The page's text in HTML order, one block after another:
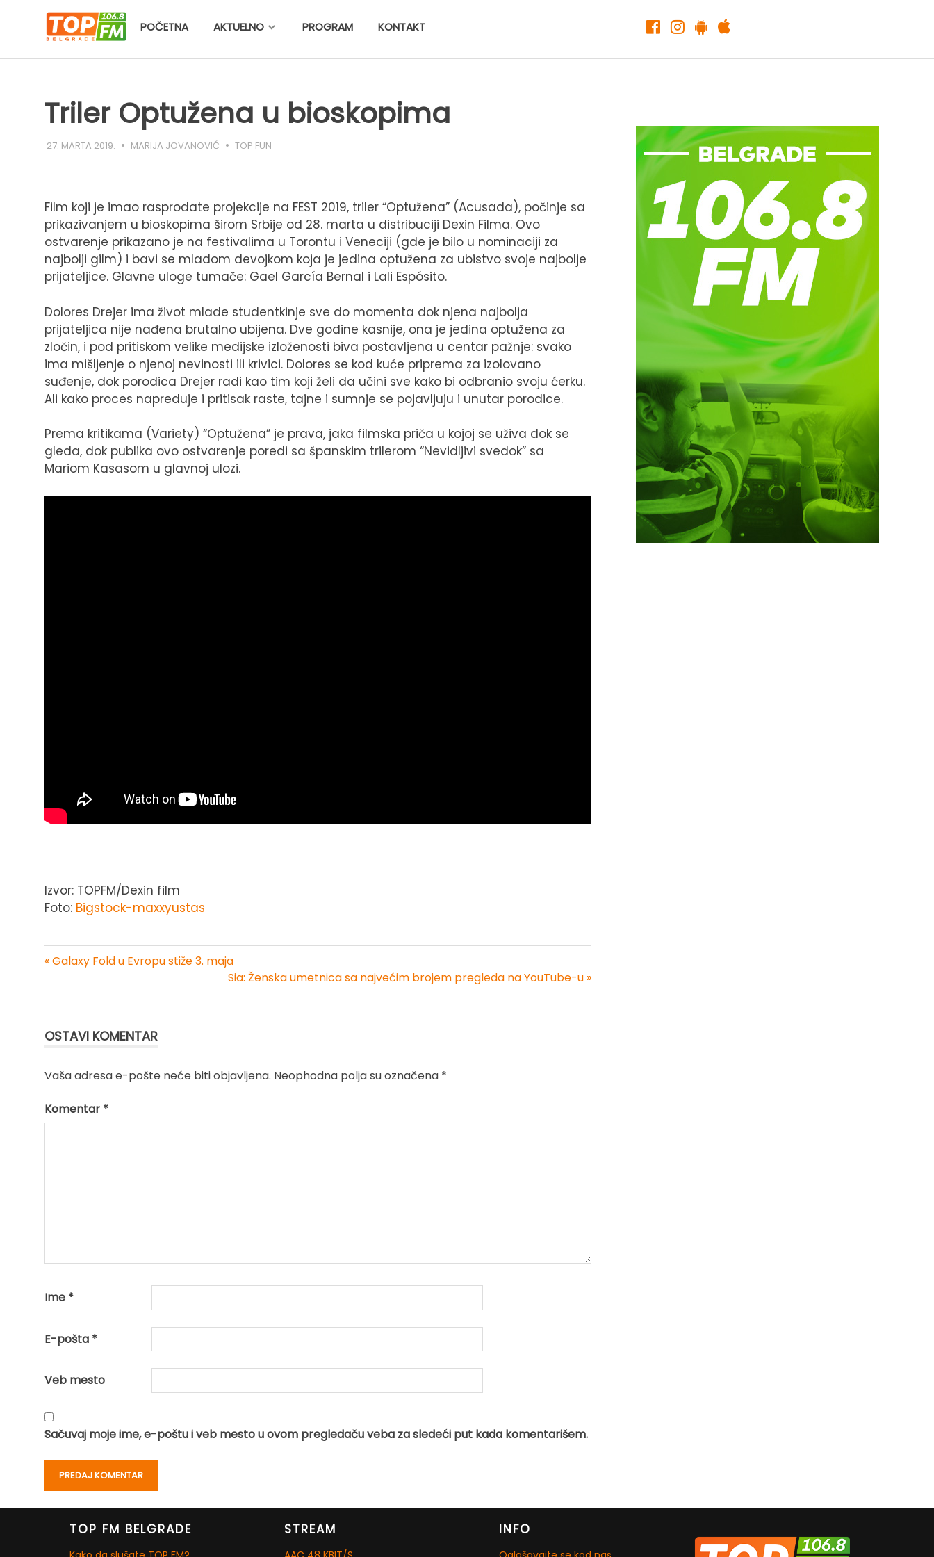
POČETNA AKTUELNO PROGRAM KONTAKT
Triler Optužena u bioskopima
27. MARTA 2019. MARIJA JOVANOVIĆ TOP FUN
Film koji je imao rasprodate projekcije na FEST 2019, triler “Optužena” (Acusada), počinje sa
prikazivanjem u bioskopima širom Srbije od 28. marta u distribuciji Dexin Filma. Ovo
ostvarenje prikazano je na festivalima u Torontu i Veneciji (gde je bilo u nominaciji za
najbolji gilm) i bavi se mladom devojkom koja je jedina optužena za ubistvo svoje najbolje
prijateljice. Glavne uloge tumače: Gael García Bernal i Lali Espósito.
Dolores Drejer ima život mlade studentkinje sve do momenta dok njena najbolja
prijateljica nije nađena brutalno ubijena. Dve godine kasnije, ona je jedina optužena za
zločin, i pod pritiskom velike medijske izloženosti biva postavljena u centar pažnje: svako
ima mišljenje o njenoj nevinosti ili krivici. Dolores se kod kuće priprema za izolovano
suđenje, dok porodica Drejer radi kao tim koji želi da učini sve kako bi odbranio svoju ćerku.
Ali kako proces napreduje i pritisak raste, tajne i sumnje se pojavljuju i unutar porodice.
Prema kritikama (Variety) “Optužena” je prava, jaka filmska priča u kojoj se uživa dok se
gleda, dok publika ovo ostvarenje poredi sa španskim trilerom “Nevidljivi svedok” sa
Mariom Kasasom u glavnoj ulozi.
Izvor: TOPFM/Dexin film
Foto: Bigstock-maxxyustas
« Galaxy Fold u Evropu stiže 3. maja
Sia: Ženska umetnica sa najvećim brojem pregleda na YouTube-u »
OSTAVI KOMENTAR
Vaša adresa e-pošte neće biti objavljena. Neophodna polja su označena *
Komentar *
Ime *
E-pošta *
Veb mesto
Sačuvaj moje ime, e-poštu i veb mesto u ovom pregledaču veba za sledeći put kada komentarišem.
TOP FM BELGRADE STREAM INFO